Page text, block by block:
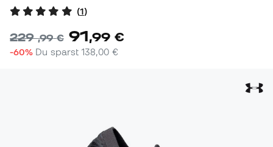
(1)
229,99 € 91,99 €
-60% Du sparst138,00 €